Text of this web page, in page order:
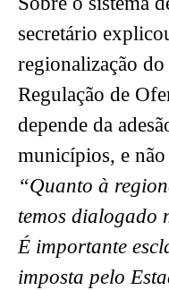
secretário
regionalização
Regulação de
depende da
municípios, e
“Quanto à
temos dialogado
É importante
imposta pelo